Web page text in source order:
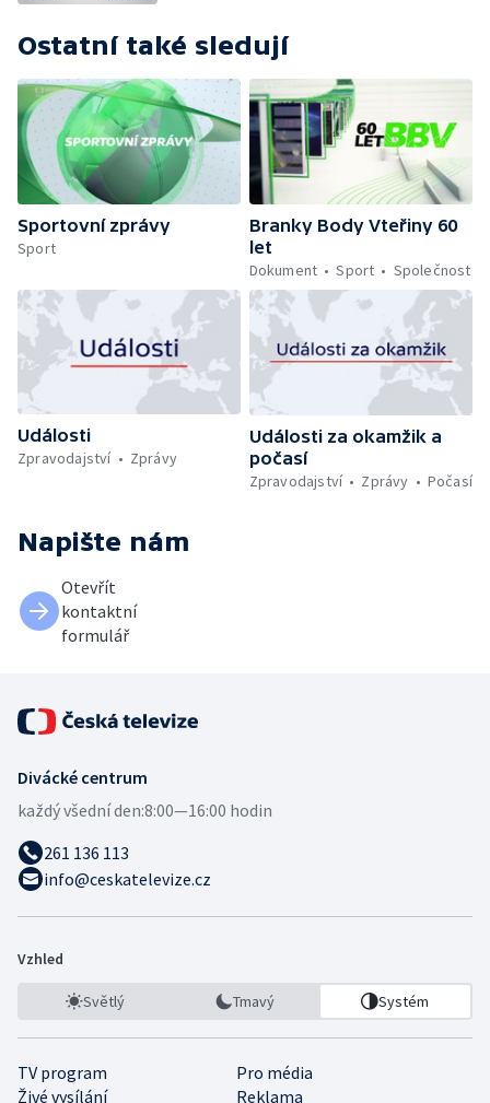
Ostatní také sledují
Sportovní zprávy
Sport
Branky Body Vteřiny 60
let
Dokument
Sport Společnost
Události
Zpravodajství
Zprávy
Události za okamžik a
počasí
Zpravodajství
Zprávy Počasí
Napište nám
Otevřít
kontaktní
formulář
Divácké centrum
každý všední den:8:00—16:00 hodin
261 136 113
info@ceskatelevize.cz
Vzhled
Světlý Tmavý Systém
TV program
Pro média
Živé vysílání
Reklama